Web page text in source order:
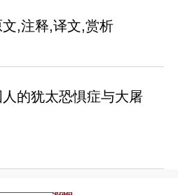
,注释,译文,赏析
的犹太恐惧症与大屠